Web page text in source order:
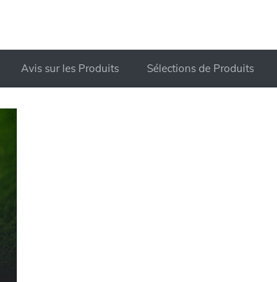
Avis sur les Produits Sélections de Produits